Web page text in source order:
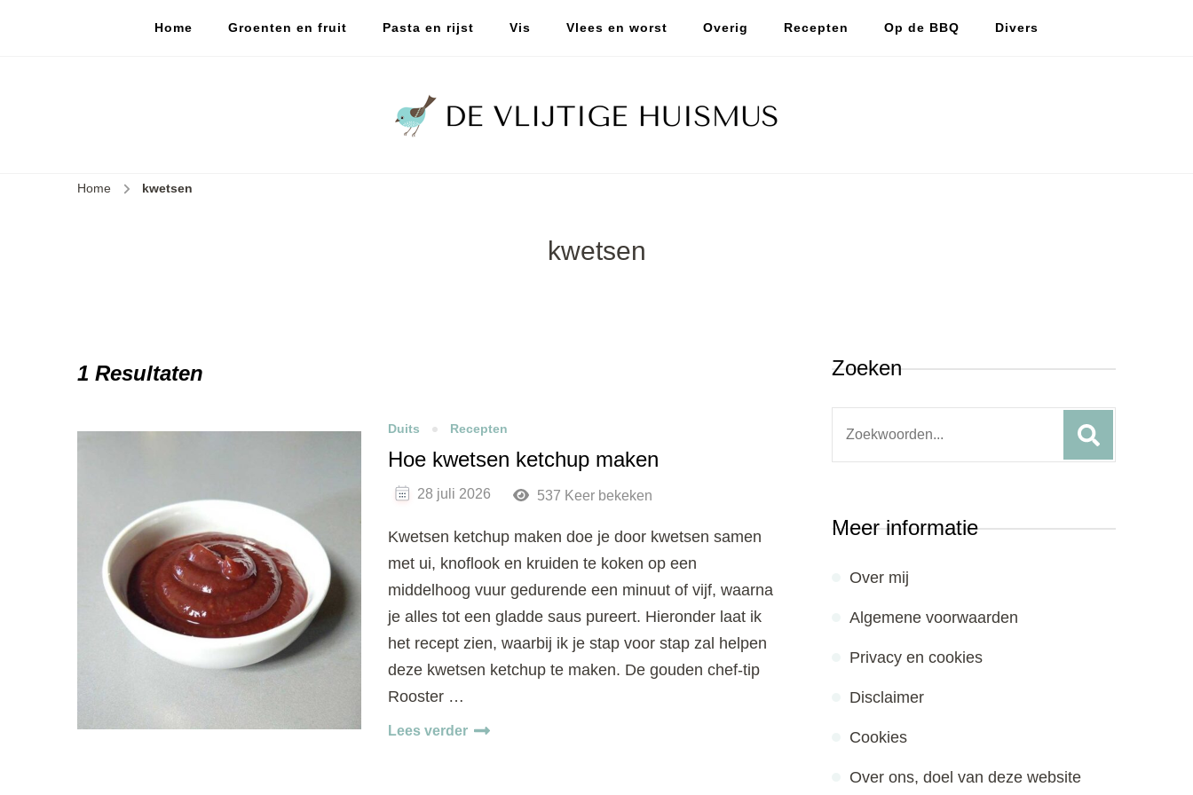
Home Groenten en fruit Pasta en rijst Vis Vlees en worst Overig Recepten Op de BBQ Divers
Home kwetsen
kwetsen
1 Resultaten
Duits Recepten
Hoe kwetsen ketchup maken
28 juli 2026 537 Keer bekeken
Kwetsen ketchup maken doe je door kwetsen samen
met ui, knoflook en kruiden te koken op een
middelhoog vuur gedurende een minuut of vijf, waarna
je alles tot een gladde saus pureert. Hieronder laat ik
het recept zien, waarbij ik je stap voor stap zal helpen
deze kwetsen ketchup te maken. De gouden chef-tip
Rooster …
Lees verder
Zoeken
Meer informatie
Over mij
Algemene voorwaarden
Privacy en cookies
Disclaimer
Cookies
Over ons, doel van deze website